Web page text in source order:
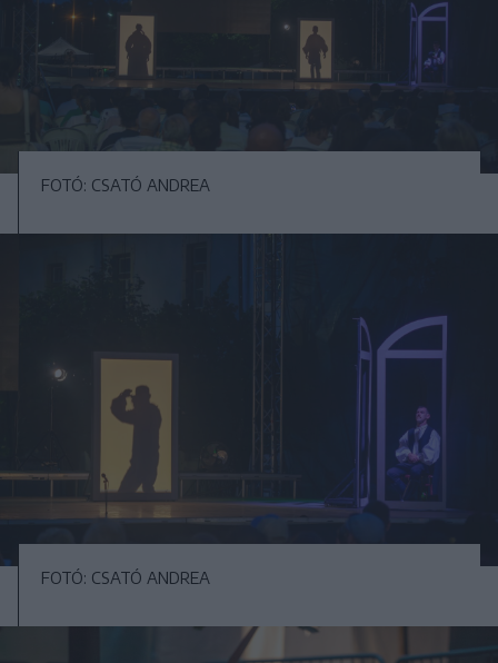
FOTÓ: CSATÓ ANDREA
FOTÓ: CSATÓ ANDREA